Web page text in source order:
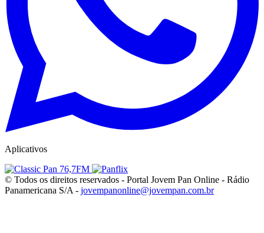
Aplicativos
© Todos os direitos reservados - Portal Jovem Pan Online - Rádio
Panamericana S/A - jovempanonline@jovempan.com.br